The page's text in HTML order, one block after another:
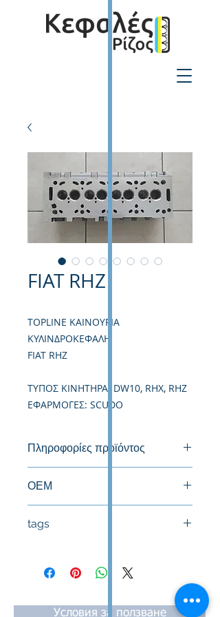
FIAT RHZ
TOPLINE ΚΑΙΝΟΥΡΙΑ
ΚΥΛΙΝΔΡΟΚΕΦΑΛΗ
FIAT RHZ
TΥΠΟΣ ΚΙΝΗΤΗΡΑ: DW10, RHX, RHZ
ΕΦΑΡΜΟΓΕΣ: SCUDO
Πληροφορίες προϊόντος
ΟΕΜ
tags
#Κυλινδροκεφαλή #Κεφαλάρι
#TPTOPLINE
Условия за ползване